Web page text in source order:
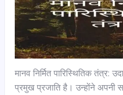
मानव निर्मित पारिस्थितिक तंत्र:
प्रमुख प्रजाति है। उन्होंने अपनी